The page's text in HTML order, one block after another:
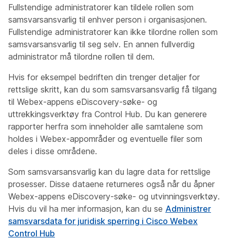
Fullstendige administratorer kan tildele rollen som
samsvarsansvarlig til enhver person i organisasjonen.
Fullstendige administratorer kan ikke tilordne rollen som
samsvarsansvarlig til seg selv. En annen fullverdig
administrator må tilordne rollen til dem.
Hvis for eksempel bedriften din trenger detaljer for
rettslige skritt, kan du som samsvarsansvarlig få tilgang
til Webex-appens eDiscovery-søke- og
uttrekkingsverktøy fra Control Hub. Du kan generere
rapporter herfra som inneholder alle samtalene som
holdes i Webex-appområder og eventuelle filer som
deles i disse områdene.
Som samsvarsansvarlig kan du lagre data for rettslige
prosesser. Disse dataene returneres også når du åpner
Webex-appens eDiscovery-søke- og utvinningsverktøy.
Hvis du vil ha mer informasjon, kan du se Administrer
samsvarsdata for juridisk sperring i Cisco Webex
Control Hub